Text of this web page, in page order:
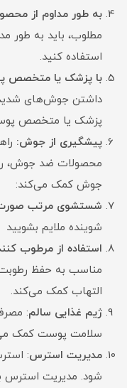
به طور مداوم از
مطلوب، باید به طور
استفاده کنید.
با پزشک یا متخصص
داشتن جوش‌های شدید
پزشک یا متخصص
پیشگیری از جوش:
محصولات ضد جوش،
جوش کمک می‌کند:
شستشوی مرتب
شوینده ملایم بشویید
استفاده از مرطوب
مناسب به حفظ
التهاب کمک می‌کند.
ژیم غذایی سالم:
سلامت پوست کمک
مدیریت استرس:
شود. مدیریت استرس